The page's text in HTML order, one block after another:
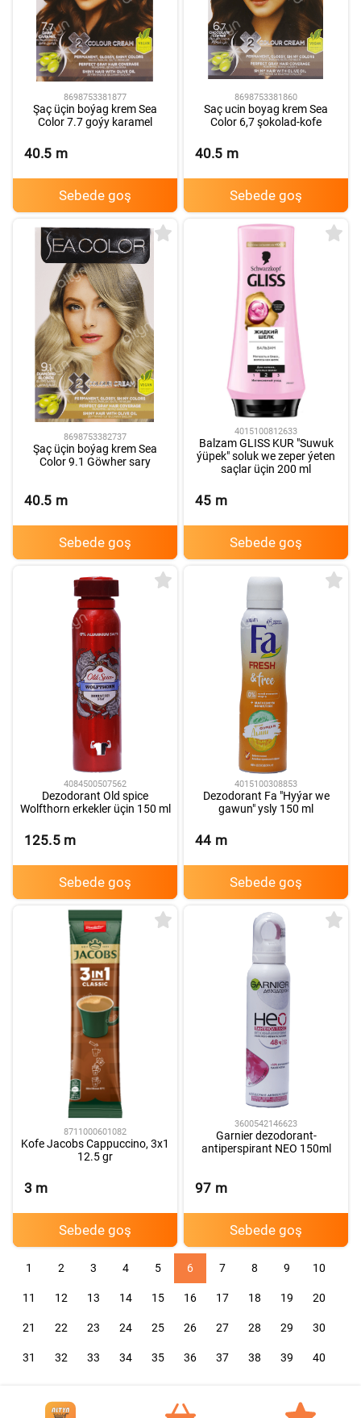
8698753381877
Şaç üçin boýag krem Sea
Color 7.7 goýy karamel
40.5 m
Sebede goş
8698753381860
Saç ucin boyag krem Sea
Color 6,7 şokolad-kofe
40.5 m
Sebede goş
8698753382737
Şaç üçin boýag krem Sea
Color 9.1 Göwher sary
40.5 m
Sebede goş
4015100812633
Balzam GLISS KUR "Suwuk
ýüpek" soluk we zeper ýeten
saçlar üçin 200 ml
45 m
Sebede goş
4084500507562
Dezodorant Old spice
Wolfthorn erkekler üçin 150 ml
125.5 m
Sebede goş
4015100308853
Dezodorant Fa "Hyýar we
gawun" ysly 150 ml
44 m
Sebede goş
8711000601082
Kofe Jacobs Cappuccino, 3x1
12.5 gr
3 m
Sebede goş
3600542146623
Garnier dezodorant-
antiperspirant NEO 150ml
97 m
Sebede goş
1 2 3 4 5 6 7 8 9 10
11 12 13 14 15 16 17 18 19 20
21 22 23 24 25 26 27 28 29 30
31 32 33 34 35 36 37 38 39 40